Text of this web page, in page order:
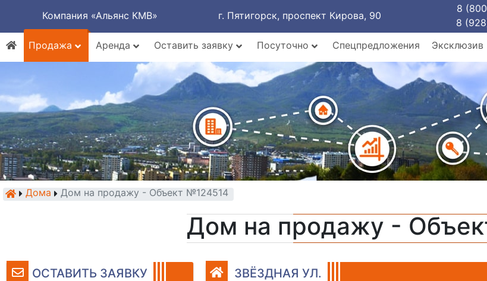
Компания «Альянс КМВ» г. Пятигорск, проспект Кирова, 90
8
8
Продажа
Аренда Оставить заявку Посуточно Спецпредложения Эксклюзив
Дома Дом на продажу - Объект №124514
Дом на продажу -
ОСТАВИТЬ ЗАЯВКУ ЗВЁЗДНАЯ УЛ.